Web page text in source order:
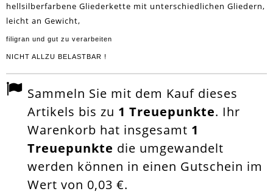
hellsilberfarbene Gliederkette mit unterschiedlichen Gliedern,
leicht an Gewicht,
filigran und gut zu verarbeiten
NICHT ALLZU BELASTBAR !
Sammeln Sie mit dem Kauf dieses
Artikels bis zu 1 Treuepunkte. Ihr
Warenkorb hat insgesamt 1
Treuepunkte die umgewandelt
werden können in einen Gutschein im
Wert von 0,03 €.